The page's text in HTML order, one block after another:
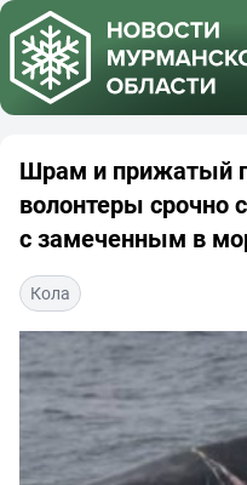
Шрам и прижатый
волонтеры срочно
с замеченным в
Кола